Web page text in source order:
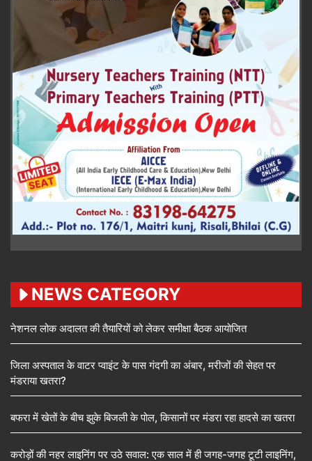
NEWS CATEGORY
नेशनल लोक अदालत की तैयारियों को लेकर समीक्षा बैठक आयोजित
जिला अस्पताल के वाटर प्वाइंट के पास गंदगी का अंबार, मरीजों की सेहत पर
मंडराया खतरा?
बफरा में खेतों के बीच झुके बिजली के पोल, किसानों पर मंडरा रहा हादसे का खतरा
करोड़ों की नहर लाइनिंग पर उठे सवाल: एक साल में ही जगह-जगह टूटी लाइनिंग,